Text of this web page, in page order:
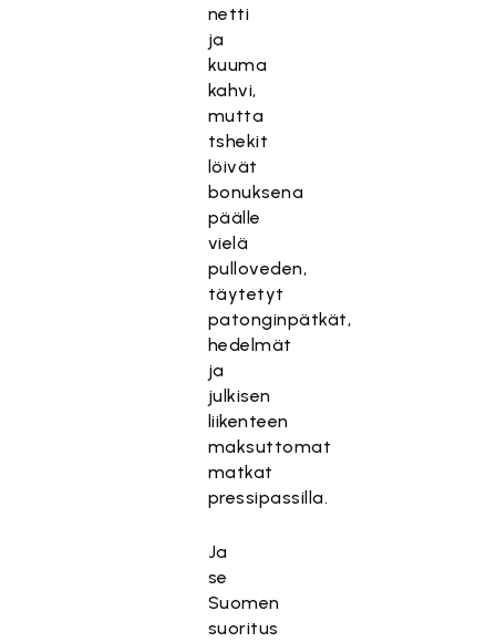
netti
ja
kuuma
kahvi,
mutta
tshekit
löivät
bonuksena
päälle
vielä
pulloveden,
täytetyt
patonginpätkät,
hedelmät
ja
julkisen
liikenteen
maksuttomat
matkat
pressipassilla.
Ja
se
Suomen
suoritus